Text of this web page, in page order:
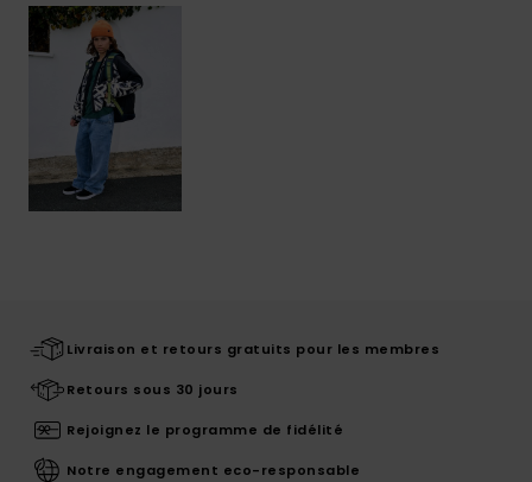
Livraison et retours gratuits pour les membres
Retours sous 30 jours
Rejoignez le programme de fidélité
Notre engagement eco-responsable